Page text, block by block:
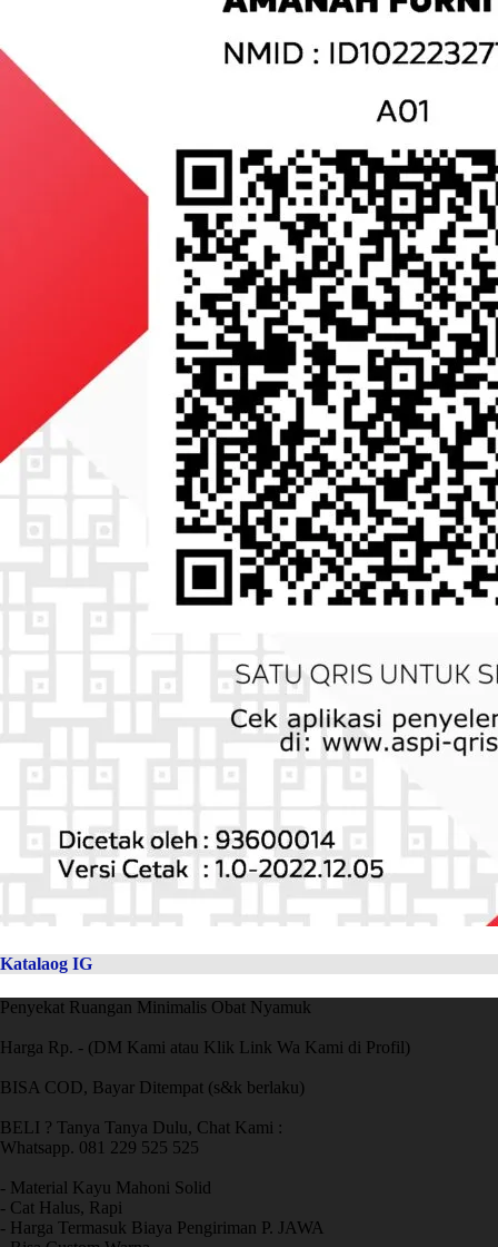
Katalaog IG
Penyekat Ruangan Minimalis Obat Nyamuk
Harga Rp. - (DM Kami atau Klik Link Wa Kami di Profil)
BISA COD, Bayar Ditempat (s&k berlaku)
BELI ? Tanya Tanya Dulu, Chat Kami :
Whatsapp. 081 229 525 525
- Material Kayu Mahoni Solid
- Cat Halus, Rapi
- Harga Termasuk Biaya Pengiriman P. JAWA